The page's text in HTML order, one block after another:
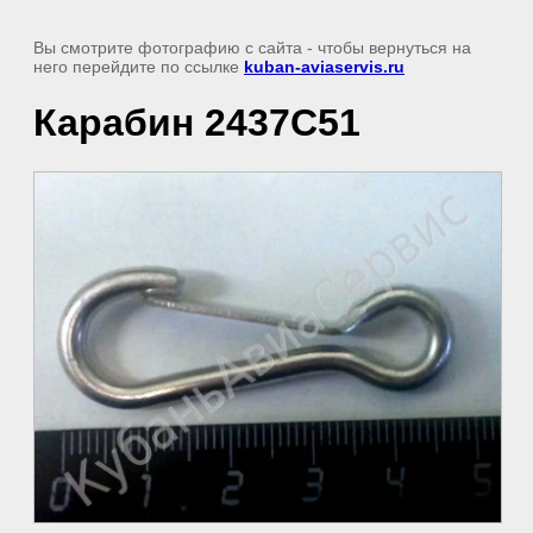
Вы смотрите фотографию с сайта - чтобы вернуться на
него перейдите по ссылке kuban-aviaservis.ru
Карабин 2437С51